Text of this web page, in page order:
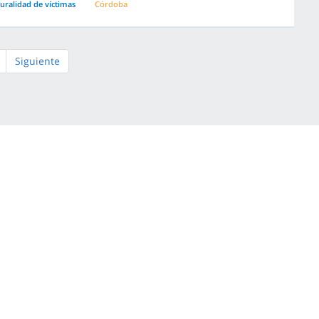
de víctimas Córdoba
Siguiente